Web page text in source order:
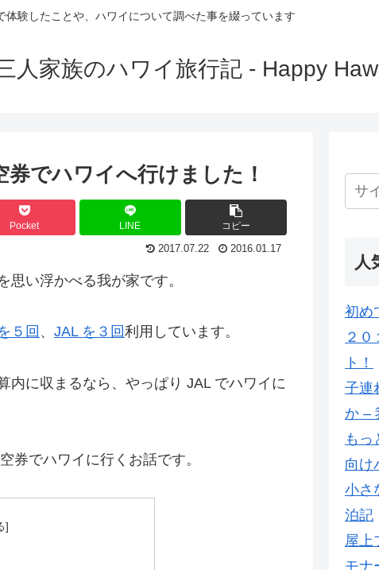
体験したことや、ハワイについて調べた事を綴っています
人家族のハワイ旅行記 - Happy
でハワイへ行けました！
Pocket LINE コピー
2017.07.22 2016.01.17
い浮かべる我が家です。
５回 、 JAL を３回利用しています。
内に収まるなら、やっぱり JAL でハワイに
券でハワイに行くお話です。
人
初め
２
ト！
子連
か –
もっ
向け
小さ
泊記
屋上
モナ